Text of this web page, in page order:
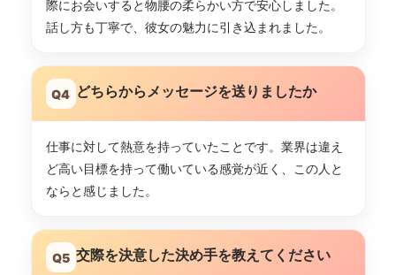
際にお会いすると物腰の柔らかい方で安心しました。
話し方も丁寧で、彼女の魅力に引き込まれました。
Q4 どちらからメッセージを送りましたか
仕事に対して熱意を持っていたことです。業界は違え
ど高い目標を持って働いている感覚が近く、この人と
ならと感じました。
Q5 交際を決意した決め手を教えてください